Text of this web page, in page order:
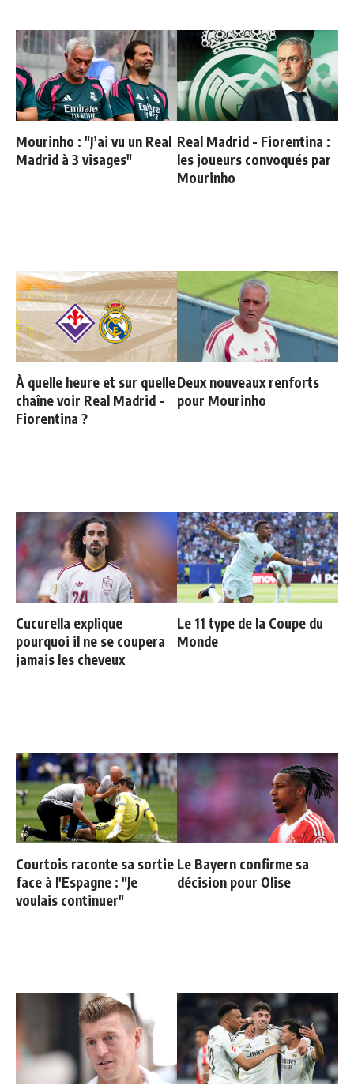
Mourinho : "J’ai vu un Real
Madrid à 3 visages"
Real Madrid - Fiorentina :
les joueurs convoqués par
Mourinho
À quelle heure et sur quelle
chaîne voir Real Madrid -
Fiorentina ?
Deux nouveaux renforts
pour Mourinho
Cucurella explique
pourquoi il ne se coupera
jamais les cheveux
Le 11 type de la Coupe du
Monde
Courtois raconte sa sortie
face à l'Espagne : "Je
voulais continuer"
Le Bayern confirme sa
décision pour Olise